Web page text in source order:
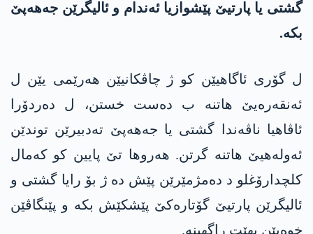
گشتی یا پارتیێ پێشوازیا ئەندام و ئالیگرێن جەهەپێ
بکە.
ل گۆری ئاگاھیێن کو ژ چاڤکانیێن ھەرێمی یێن ل
ئەنقەرەیێ ھاتنە ب دەست خستن، ل دەردۆرا
ئاڤاھیا ناڤەندا گشتی یا جەهەپێ تەدبیرێن توندێن
ئەولەھیێ ھاتنە گرتن. ھەروھا تێ پایین کو کەمال
کلچدارۆغلو د دەمژمێرێن پێش دە ژ بۆ رایا گشتی و
ئالیگرێن پارتیێ گۆتارەکێ پێشکێش بکە و پێنگاڤێن
خوەیێن بهێت راگھینە.